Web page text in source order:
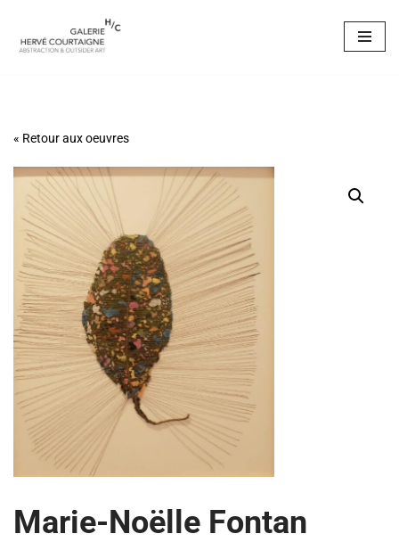
Aller
« Retour aux oeuvres
Marie-Noëlle Fontan